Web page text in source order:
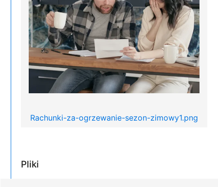
Rachunki-za-ogrzewanie-sezon-zimowy1.png
Pliki